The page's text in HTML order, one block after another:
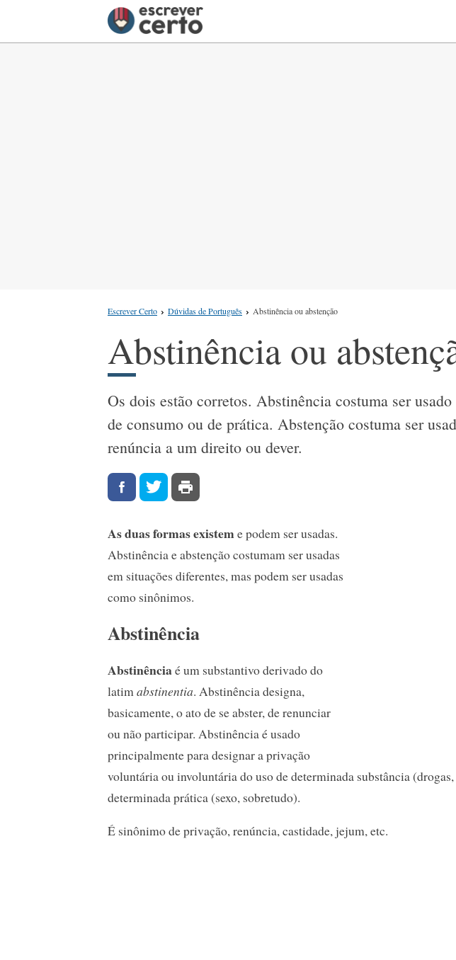
Escrever Certo Dúvidas de Português Abstinência ou abstenção
Abstinência ou
Os dois estão corretos. Abstinência costuma ser
de consumo ou de prática. Abstenção costuma ser
renúncia a um direito ou dever.
As duas formas existeme podem ser usadas.
Abstinência e abstenção costumam ser usadas
em situações diferentes, mas podem ser usadas
como sinônimos.
Abstinência
Abstinênciaé um substantivo derivado do
latim abstinentia. Abstinência designa,
basicamente, o ato de se abster, de renunciar
ou não participar. Abstinência é usado
principalmente para designar a privação
voluntária ou involuntária do uso de determinada substância
determinada prática (sexo, sobretudo).
É sinônimo de privação, renúncia, castidade, jejum, etc.